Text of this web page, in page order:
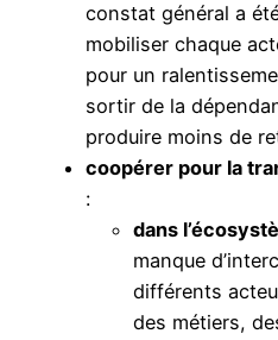
constat général a
mobiliser chaque
pour un
sortir de la
produire moins de
coopérer pour la
:
dans
manque
différents
des métiers,